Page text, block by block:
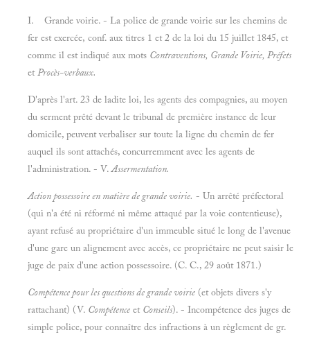
I. Grande voirie. - La police de grande voirie sur les chemins de
fer est exercée, conf. aux titres 1 et 2 de la loi du 15 juillet 1845, et
comme il est indiqué aux mots Contraventions, Grande Voirie, Préfets
etProcès-verbaux.
D'après l'art. 23 de ladite loi, les agents des compagnies, au moyen
du serment prêté devant le tribunal de première instance de leur
domicile, peuvent verbaliser sur toute la ligne du chemin de fer
auquel ils sont attachés, concurremment avec les agents de
l'administration. - V.Assermentation.
Action possessoire en matière de grande voirie. - Un arrêté préfectoral
(qui n'a été ni réformé ni même attaqué par la voie contentieuse),
ayant refusé au propriétaire d'un immeuble situé le long de l'avenue
d'une gare un alignement avec accès, ce propriétaire ne peut saisir le
juge de paix d'une action possessoire. (C. C., 29 août 1871.)
Compétence pour les questions de grande voirie (et objets divers s'y
rattachant) (V. Compétence et Conseils). - Incompétence des juges de
simple police, pour connaître des infractions à un règlement de gr.